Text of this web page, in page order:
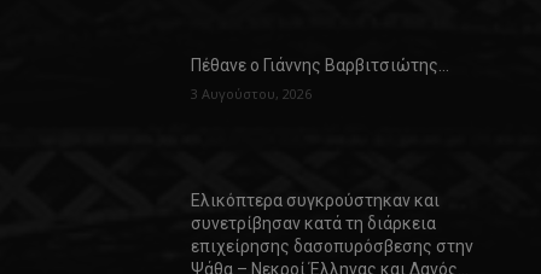
Πέθανε ο Γιάννης Βαρβιτσιώτης…
3 Αυγούστου, 2026
Ελικόπτερα συγκρούστηκαν και
συνετρίβησαν κατά τη διάρκεια
επιχείρησης δασοπυρόσβεσης στην
Ψάθα – Νεκροί Έλληνας και Δανός…